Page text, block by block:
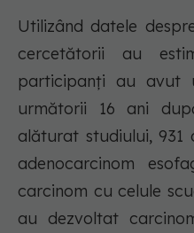
Utilizând datele
cercetătorii au
participanți au avut
următorii 16 ani
alăturat studiului,
adenocarcinom
carcinom cu celule
au dezvoltat